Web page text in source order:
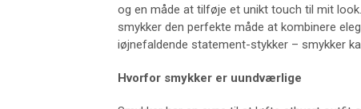
og en måde at tilføje et unikt touch til mit
smykker den perfekte måde at kombinere
iøjnefaldende statement-stykker – smykker
Hvorfor smykker er uundværlige